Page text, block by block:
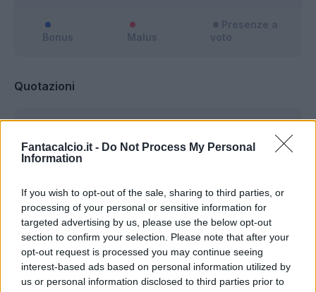
Fantacalcio.it - Do Not Process My Personal
Information
If you wish to opt-out of the sale, sharing to third parties, or
processing of your personal or sensitive information for
targeted advertising by us, please use the below opt-out
section to confirm your selection. Please note that after your
opt-out request is processed you may continue seeing
interest-based ads based on personal information utilized by
us or personal information disclosed to third parties prior to
Bonus Malus
Presenze a
voto
Quotazioni